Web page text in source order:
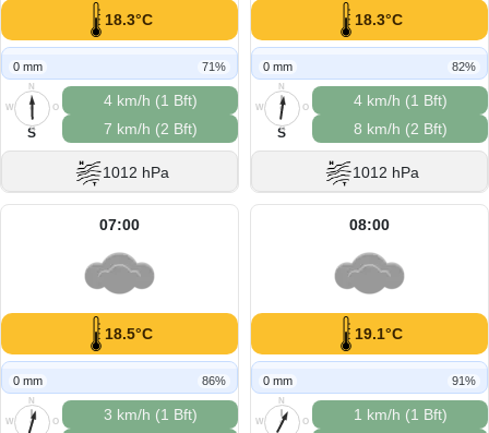
18.3°C
0 mm 71%
N
O
S
W
S
4 km/h (1 Bft)
7 km/h (2 Bft)
1012 hPa
18.3°C
0 mm 82%
N
O
S
W
S
4 km/h (1 Bft)
8 km/h (2 Bft)
1012 hPa
07:00
18.5°C
0 mm 86%
N
O
W
3 km/h (1 Bft)
08:00
19.1°C
0 mm 91%
N
O
W
1 km/h (1 Bft)